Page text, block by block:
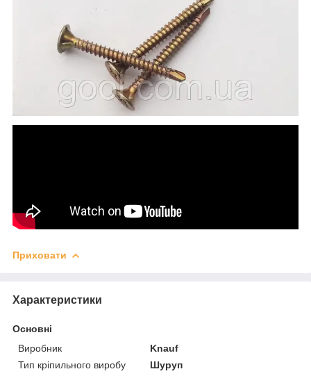
Приховати
Характеристики
Основні
Виробник
Knauf
Тип кріпильного виробу
Шуруп